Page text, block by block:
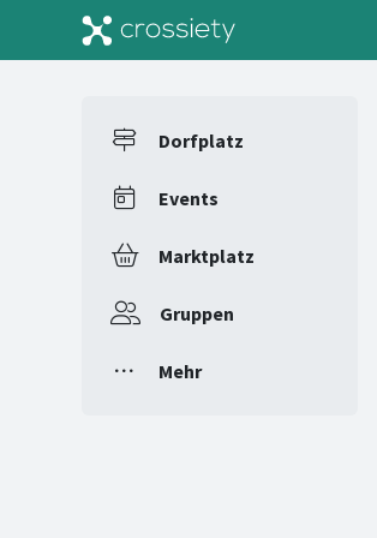
Dorfplatz
Events
Marktplatz
Gruppen
Mehr